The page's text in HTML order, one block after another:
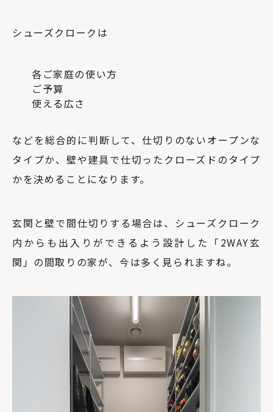
シューズクロークは
各ご家庭の使い方
ご予算
使える広さ
などを総合的に判断して、仕切りのないオープンな
タイプか、壁や建具で仕切ったクローズドのタイプ
かを決めることになります。
玄関と壁で間仕切りする場合は、シューズクローク
内からも出入りができるよう設計した「2WAY玄
関」の間取りの家が、今は多く見られますね。